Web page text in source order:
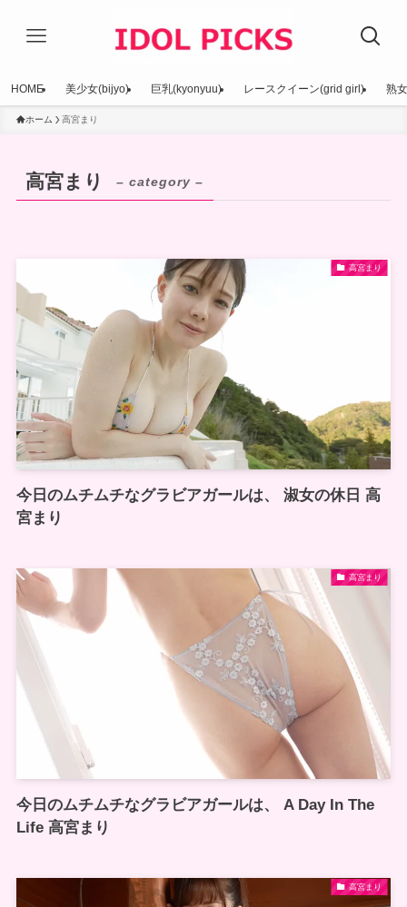
HOME 美少女(bijyo) 巨乳(kyonyuu) レースクイーン(grid girl) 熟
ホーム 高宮まり
高宮まり – category –
高宮まり
今日のムチムチなグラビアガールは、 淑女の休日 高
宮まり
高宮まり
今日のムチムチなグラビアガールは、 A Day In The
Life 高宮まり
高宮まり